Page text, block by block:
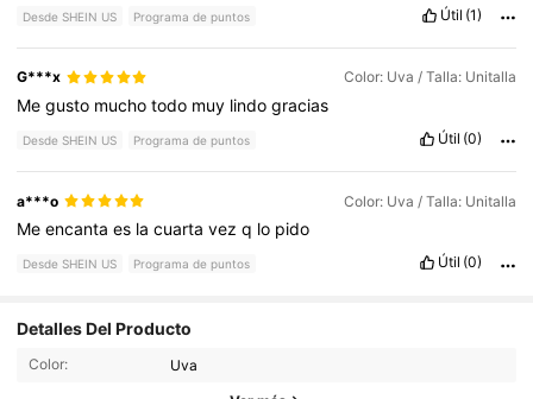
Desde SHEIN US Programa de puntos Útil (1)
G***x Color: Uva / Talla: Unitalla
Megusto muchotodo muy lindogracias
Desde SHEIN US Programa de puntos Útil (0)
a***o Color: Uva / Talla: Unitalla
Meencantaes lacuartavezq lo pido
Desde SHEIN US Programa de puntos Útil (0)
Detalles Del Producto
Color: Uva
4.74 2.2K Seguidores